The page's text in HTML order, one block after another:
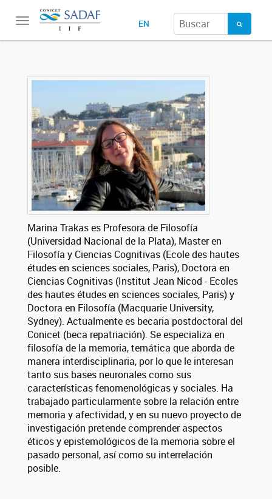
Toggle
EN
Marina Trakas es Profesora de Filosofía
(Universidad Nacional de la Plata), Master en
Filosofía y Ciencias Cognitivas (Ecole des hautes
études en sciences sociales, Paris), Doctora en
Ciencias Cognitivas (Institut Jean Nicod - Ecoles
des hautes études en sciences sociales, Paris) y
Doctora en Filosofía (Macquarie University,
Sydney). Actualmente es becaria postdoctoral del
Conicet (beca repatriación). Se especializa en
filosofía de la memoria, temática que aborda de
manera interdisciplinaria, por lo que le interesan
tanto sus bases neuronales como sus
características fenomenológicas y sociales. Ha
trabajado particularmente sobre la relación entre
memoria y afectividad, y en su nuevo proyecto de
investigación pretende comprender aspectos
éticos y epistemológicos de la memoria sobre el
pasado personal, así como su interrelación
posible.